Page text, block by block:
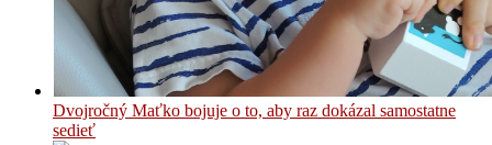
Dvojročný Maťko bojuje o to, aby raz dokázal samostatne
sedieť